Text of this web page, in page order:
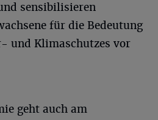
sensibilisieren
für die Bedeutung
und Klimaschutzes vor
geht auch am